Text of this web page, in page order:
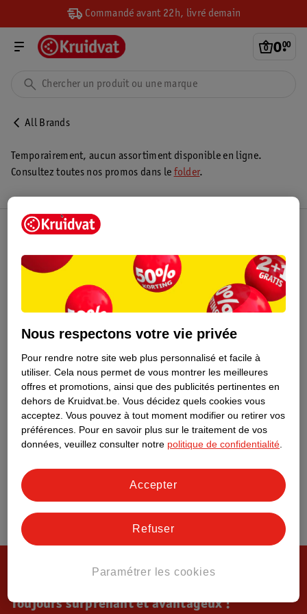
Commandé avant 22h, livré demain
0.
00
All Brands
Temporairement, aucun assortiment disponible en ligne.
Consultez toutes nos promos dans le folder.
Toujours surprenant et avantageux !
Nous respectons votre vie privée
Pour rendre notre site web plus personnalisé et facile à
utiliser. Cela nous permet de vous montrer les meilleures
offres et promotions, ainsi que des publicités pertinentes en
dehors de Kruidvat.be. Vous décidez quels cookies vous
acceptez. Vous pouvez à tout moment modifier ou retirer vos
préférences. Pour en savoir plus sur le traitement de vos
données, veuillez consulter notre politique de confidentialité
Paramétrer les cookies
Refuser
Accepter